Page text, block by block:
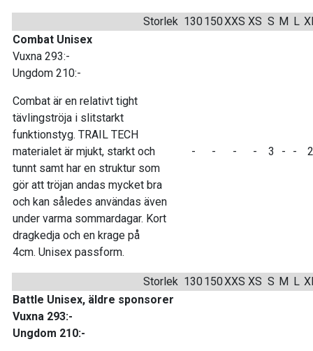
Storlek 130 150XXS XS S M L
Combat Unisex
Vuxna 293:-
Ungdom 210:-
Combat är en relativt tight
tävlingströja i slitstarkt
funktionstyg. TRAIL TECH
materialet är mjukt, starkt och
tunnt samt har en struktur som
gör att tröjan andas mycket bra
och kan således användas även
under varma sommardagar. Kort
dragkedja och en krage på
4cm. Unisex passform.
- - - - 3 - - 2
Storlek 130 150XXS XS S M L
Battle Unisex, äldre sponsorer
Vuxna 293:-
Ungdom 210:-